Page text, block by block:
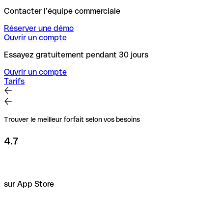
Contacter l’équipe commerciale
Réserver une démo
Ouvrir un compte
Essayez gratuitement pendant 30 jours
Ouvrir un compte
Tarifs
Trouver le meilleur forfait selon vos besoins
4.7
sur App Store